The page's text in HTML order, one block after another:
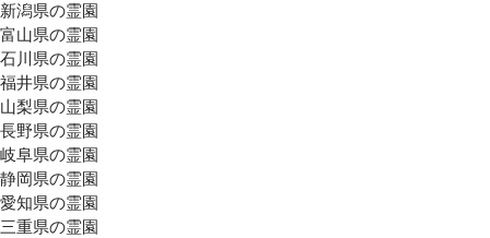
新潟県の霊園
富山県の霊園
石川県の霊園
福井県の霊園
山梨県の霊園
長野県の霊園
岐阜県の霊園
静岡県の霊園
愛知県の霊園
三重県の霊園